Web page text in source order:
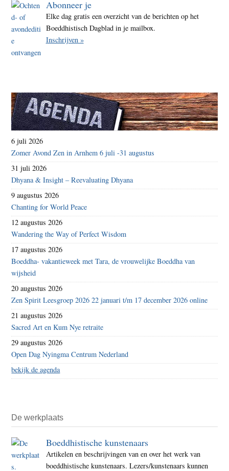
Abonneer je
Elke dag gratis een overzicht van de berichten op het
Boeddhistisch Dagblad in je mailbox.
Inschrijven »
6 juli 2026
Zomer Avond Zen in Arnhem 6 juli -31 augustus
31 juli 2026
Dhyana & Insight – Reevaluating Dhyana
9 augustus 2026
Chanting for World Peace
12 augustus 2026
Wandering the Way of Perfect Wisdom
17 augustus 2026
Boeddha- vakantieweek met Tara, de vrouwelijke Boeddha van
wijsheid
20 augustus 2026
Zen Spirit Leesgroep 2026 22 januari t/m 17 december 2026 online
21 augustus 2026
Sacred Art en Kum Nye retraite
29 augustus 2026
Open Dag Nyingma Centrum Nederland
bekijk de agenda
De werkplaats
Boeddhistische kunstenaars
Artikelen en beschrijvingen van en over het werk van
boeddhistische kunstenaars. Lezers/kunstenaars kunnen